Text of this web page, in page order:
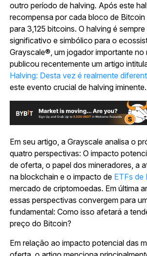
outro período de halving. Após este
recompensa por cada bloco de Bitcoin
para 3,125 bitcoins. O halving é
significativo e simbólico para o
Grayscale®, um jogador importante no
publicou recentemente um artigo
Halving: Desta vez é realmente
este evento crucial de halving iminente.
Em seu artigo, a Grayscale analisa o
quatro perspectivas: O impacto
de oferta, o papel dos mineradores, a
na blockchain e o impacto de ETFs de
mercado de criptomoedas. Em última
essas perspectivas convergem para
fundamental: Como isso afetará a
preço do Bitcoin?
Em relação ao impacto potencial das